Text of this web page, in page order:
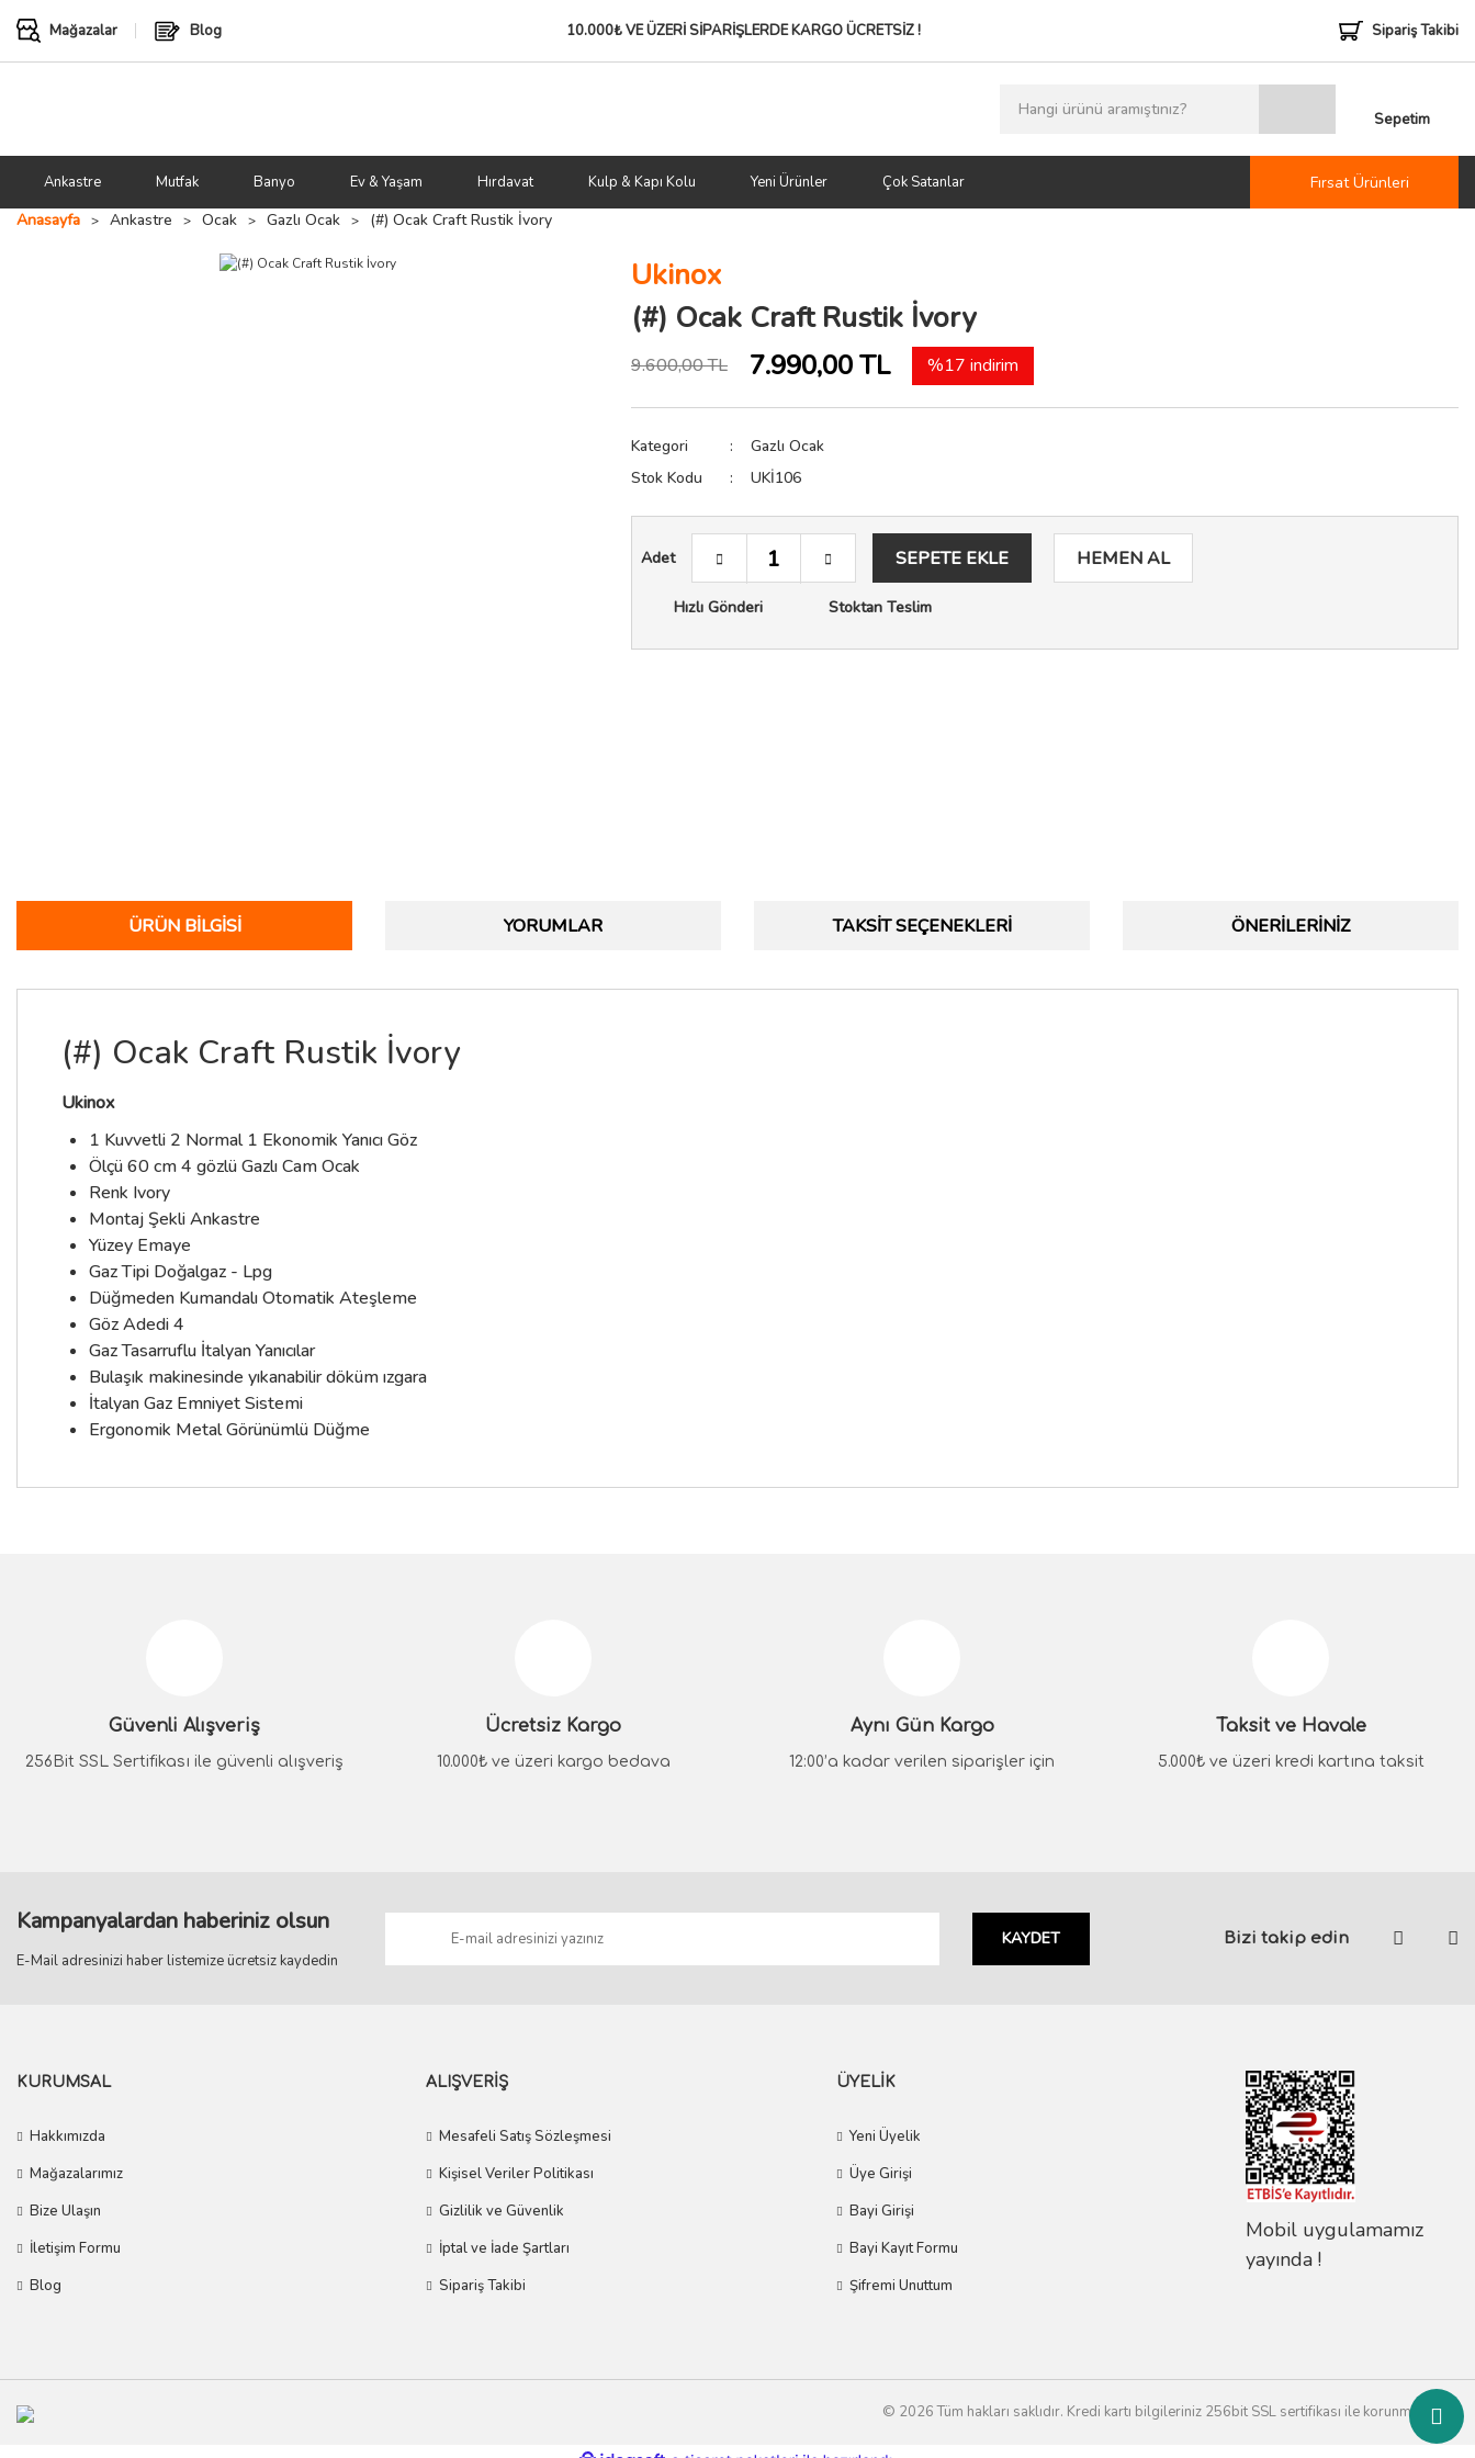
Mağazalar Blog 10.000₺ VE ÜZERİ SİPARİŞLERDEKARGO ÜCRETSİZ ! Sipariş Takibi
Sepetim
Ankastre Mutfak Banyo Ev & Yaşam Hırdavat Kulp & Kapı Kolu Yeni Ürünler Çok Satanlar
Fırsat Ürünleri
Anasayfa
Ankastre Ocak Gazlı Ocak (#) Ocak Craft Rustik İvory
Ukinox
(#) Ocak Craft Rustik İvory
9.600,00 TL 7.990,00 TL %17 indirim
Kategori
Gazlı Ocak
Stok Kodu
UKİ106
Adet SEPETE EKLE HEMEN AL
Hızlı Gönderi Stoktan Teslim
ÜRÜN BILGISI YORUMLAR TAKSIT SEÇENEKLERI ÖNERILERINIZ
(#) Ocak Craft Rustik İvory
Ukinox
1 Kuvvetli 2 Normal 1 Ekonomik Yanıcı Göz
Ölçü 60 cm 4 gözlü Gazlı Cam Ocak
Renk Ivory
Montaj Şekli Ankastre
Yüzey Emaye
Gaz Tipi Doğalgaz - Lpg
Düğmeden Kumandalı Otomatik Ateşleme
Göz Adedi 4
Gaz Tasarruflu İtalyan Yanıcılar
Bulaşık makinesinde yıkanabilir döküm ızgara
İtalyan Gaz Emniyet Sistemi
Ergonomik Metal Görünümlü Düğme
Ürün bilgilerinde hatalar bulunuyor.
Ürün fiyatı diğer sitelerden daha pahalı.
Güvenli Alışveriş
256Bit SSL Sertifikası ile güvenli alışveriş
Ücretsiz Kargo
10.000₺ ve üzeri kargo bedava
Aynı Gün Kargo
12:00’a kadar verilen siparişler için
Taksit ve Havale
5.000₺ ve üzeri kredi kartına taksit
Kampanyalardan haberiniz olsun
E-Mail adresinizi haber listemize ücretsiz kaydedin
KAYDET Bizi takip edin
KURUMSAL
Hakkımızda
Mağazalarımız
Bize Ulaşın
İletişim Formu
Blog
ALIŞVERİŞ
Mesafeli Satış Sözleşmesi
Kişisel Veriler Politikası
Gizlilik ve Güvenlik
İptal ve İade Şartları
Sipariş Takibi
ÜYELİK
Yeni Üyelik
Üye Girişi
Bayi Girişi
Bayi Kayıt Formu
Şifremi Unuttum
Mobil uygulamamız
yayında !
© 2026 Tüm hakları saklıdır. Kredi kartı bilgileriniz 256bit SSL sertifikası ile korunmaktadır.